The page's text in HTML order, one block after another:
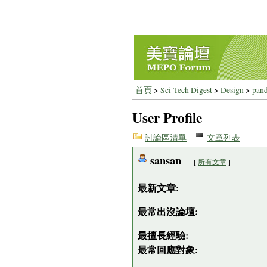
首頁> Sci-Tech Digest> Design>
User Profile
討論區清單 文章列表
sansan [ 所有文章]
最新文章:
最常出沒論壇:
最擅長經驗:
最常回應對象: